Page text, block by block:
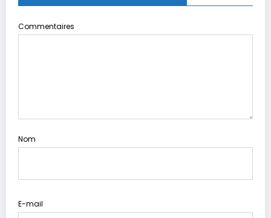
Commentaires
Nom
E-mail